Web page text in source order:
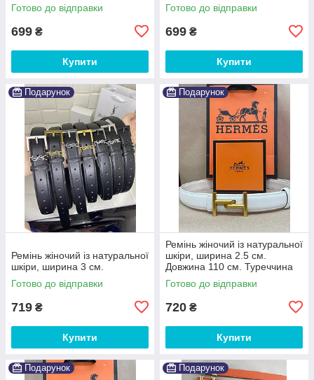
Готово до відправки
699 ₴
Купити
Готово до відправки
699 ₴
Купити
Подарунок
Ремінь жіночий із натуральної
шкіри, ширина 3 см.
Готово до відправки
719 ₴
Купити
Подарунок
Ремінь жіночий із натуральної
шкіри, ширина 2.5 см.
Довжина 110 см. Туреччина
Готово до відправки
720 ₴
Купити
Подарунок Подарунок